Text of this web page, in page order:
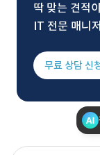
딱 맞는 견적
IT 전문 매니
무료 상담 신